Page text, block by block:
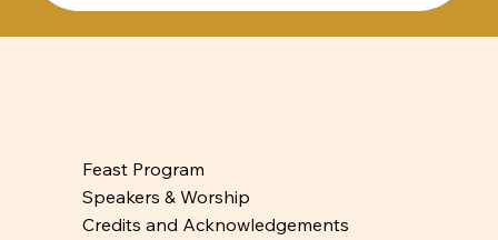
Feast Program
Speakers & Worship
Credits and Acknowledgements